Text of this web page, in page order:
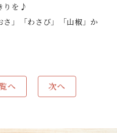
りを♪
」「わさび」「山椒」か
へ 次へ